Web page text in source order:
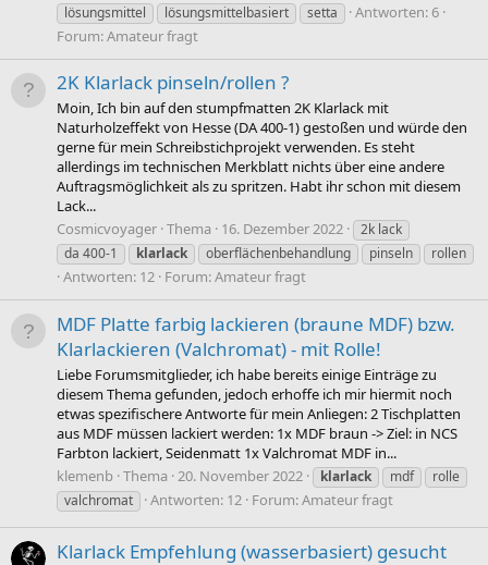
lösungsmittel
lösungsmittelbasiert setta
Antworten: 6
Forum:Amateur fragt
2K Klarlack pinseln/rollen ?
Moin, Ich bin auf den stumpfmatten 2K Klarlack mit
Naturholzeffekt von Hesse (DA 400-1) gestoßen und würde den
gerne für mein Schreibstichprojekt verwenden. Es steht
allerdings im technischen Merkblatt nichts über eine andere
Auftragsmöglichkeit als zu spritzen. Habt ihr schon mit diesem
Lack...
Cosmicvoyager Thema 16. Dezember 2022
2k lack
da 400-1
klarlack oberflächenbehandlung pinseln rollen
Antworten: 12 Forum:Amateur fragt
MDF Platte farbig lackieren (braune MDF) bzw.
Klarlackieren (Valchromat) - mit Rolle!
Liebe Forumsmitglieder, ich habe bereits einige Einträge zu
diesem Thema gefunden, jedoch erhoffe ich mir hiermit noch
etwas spezifischere Antworte für mein Anliegen: 2 Tischplatten
aus MDF müssen lackiert werden: 1x MDF braun -> Ziel: in NCS
Farbton lackiert, Seidenmatt 1x Valchromat MDF in...
klemenb Thema 20. November 2022 klarlack mdf
rolle
valchromat
Antworten: 12 Forum:Amateur fragt
Klarlack Empfehlung (wasserbasiert) gesucht